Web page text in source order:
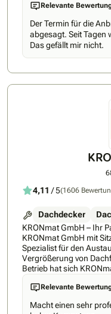
Relevante
Der Termin für die
abgesagt. Seit Tagen
Das gefällt mir nicht.
4,11 / 5(1606
Dachdecker
KRONmat GmbH – Ihr
KRONmat GmbH mit
Spezialist für den
Vergrößerung von
Betrieb hat sich
Fachunternehmen mit
regionalen
unverbindliche
Logistikzentren in
Relevante
Macht einen sehr